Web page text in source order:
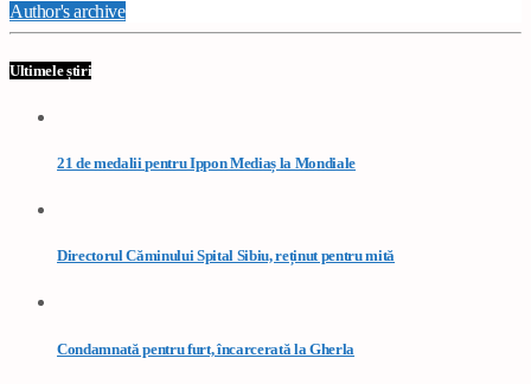
Author's archive
Ultimele știri
21 de medalii pentru Ippon Mediaș la Mondiale
Directorul Căminului Spital Sibiu, reținut pentru mită
Condamnată pentru furt, încarcerată la Gherla